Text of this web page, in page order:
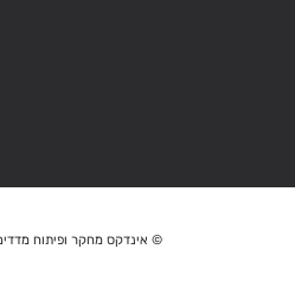
© אינדקס מחקר ופיתוח